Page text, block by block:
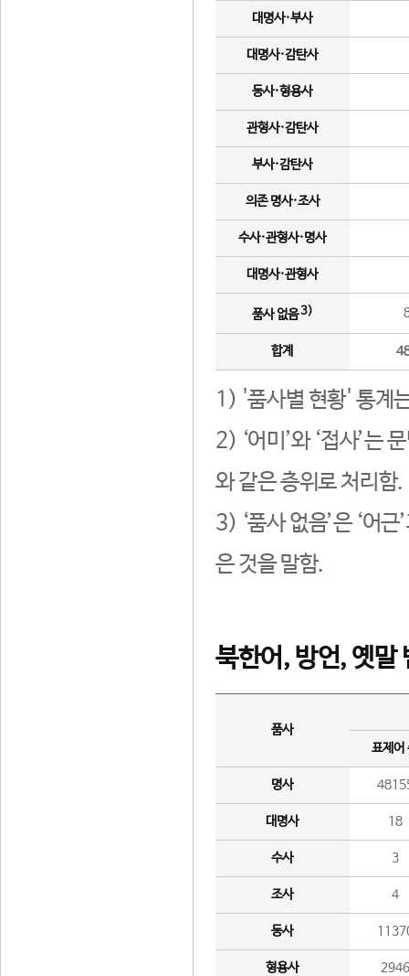
대명사·부사
대명사·감탄사
동사·형용사
관형사·감탄사
부사·감탄사
의존 명사·조사
수사·관형사·명사
대명사·관형사
품사 없음3)
합계
1) '품사별 현황' 통계
2) ‘어미’와 ‘접사’는
와 같은 층위로 처리함.
3) ‘품사 없음’은 ‘어
은 것을 말함.
북한어, 방언, 옛말
품사
표제어
명사
대명사 18
수사 3
조사 4
동사
형용사 2946